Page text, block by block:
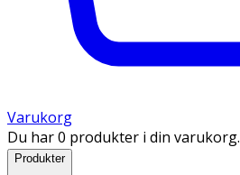
Varukorg
Du har 0 produkter i din varukorg.
Produkter